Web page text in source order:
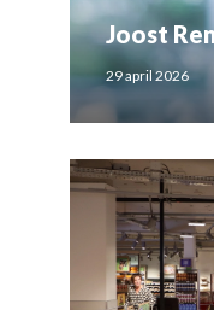
Joost
29 april 2026